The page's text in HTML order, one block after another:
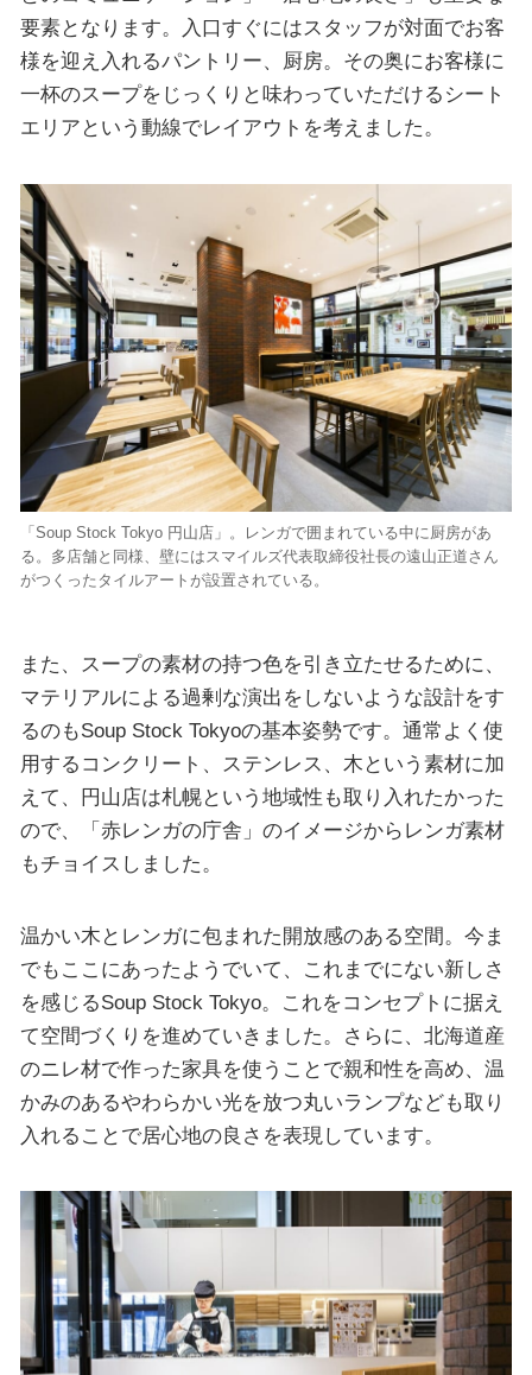
要素となります。入口すぐにはスタッフが対面でお客
様を迎え入れるパントリー、厨房。その奥にお客様に
一杯のスープをじっくりと味わっていただけるシート
エリアという動線でレイアウトを考えました。
「Soup Stock Tokyo 円山店」。レンガで囲まれている中に厨房があ
る。多店舗と同様、壁にはスマイルズ代表取締役社長の遠山正道さん
がつくったタイルアートが設置されている。
また、スープの素材の持つ色を引き立たせるために、
マテリアルによる過剰な演出をしないような設計をす
るのもSoup Stock Tokyoの基本姿勢です。通常よく使
用するコンクリート、ステンレス、木という素材に加
えて、円山店は札幌という地域性も取り入れたかった
ので、「赤レンガの庁舎」のイメージからレンガ素材
もチョイスしました。
温かい木とレンガに包まれた開放感のある空間。今ま
でもここにあったようでいて、これまでにない新しさ
を感じるSoup Stock Tokyo。これをコンセプトに据え
て空間づくりを進めていきました。さらに、北海道産
のニレ材で作った家具を使うことで親和性を高め、温
かみのあるやわらかい光を放つ丸いランプなども取り
入れることで居心地の良さを表現しています。